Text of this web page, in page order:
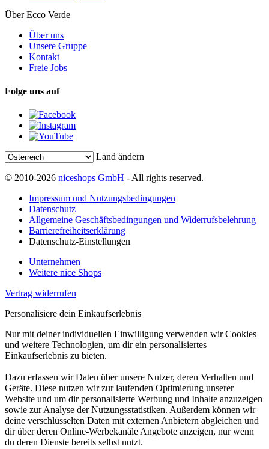
Über Ecco Verde
Über uns
Unsere Gruppe
Kontakt
Freie Jobs
Folge uns auf
Land ändern
© 2010-2026 niceshops GmbH - All rights reserved.
Impressum und Nutzungsbedingungen
Datenschutz
Allgemeine Geschäftsbedingungen und Widerrufsbelehrung
Barrierefreiheitserklärung
Datenschutz-Einstellungen
Unternehmen
Weitere nice Shops
Vertrag widerrufen
Personalisiere dein Einkaufserlebnis
Nur mit deiner individuellen Einwilligung verwenden wir Cookies
und weitere Technologien, um dir ein personalisiertes
Einkaufserlebnis zu bieten.
Dazu erfassen wir Daten über unsere Nutzer, deren Verhalten und
Geräte. Diese nutzen wir zur laufenden Optimierung unserer
Website und um dir personalisierte Werbung und Inhalte anzuzeigen
sowie zur Analyse der Nutzungsstatistiken. Außerdem können wir
deine verschlüsselten Daten mit externen Anbietern abgleichen und
dir über deren Online-Werbekanäle Angebote anzeigen, nur wenn
du deren Dienste bereits selbst nutzt.